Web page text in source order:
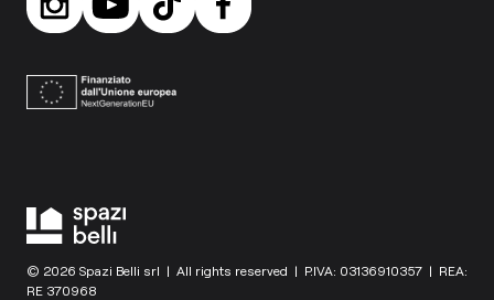
© 2026 Spazi Belli srl | All rights reserved | P.IVA: 03136910357 | REA:
RE 370968